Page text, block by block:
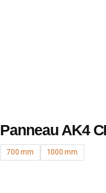
Panneau AK4
700 mm 1000 mm